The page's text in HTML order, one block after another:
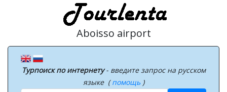
Aboisso airport
Турпоиск по интернету- введите запрос на русском
языке (помощь )